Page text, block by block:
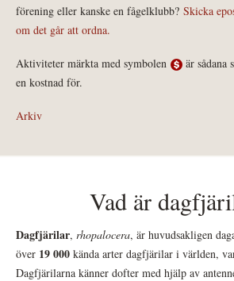
förening eller kanske en fågelklubb? Skicka
om det går att ordna.
Aktiviteter märkta med symbolen
är sådana
en kostnad för.
Arkiv
Vad är
Dagfjärilar, rhopalocera, är huvudsakligen
över 19 000 kända arter dagfjärilar i världen,
Dagfjärilarna känner dofter med hjälp av